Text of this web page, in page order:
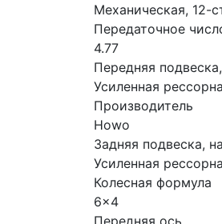
Механическая, 12-
Передаточное
4.77
Передняя
Усиленная
Производитель
Howo
Задняя подвеска,
Усиленная
Колесная формула
6x4